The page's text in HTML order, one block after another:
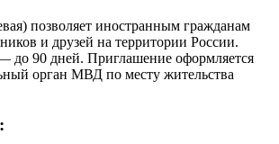
позволяет иностранным гражданам
и друзей на территории России.
до 90 дней. Приглашение оформляется
орган МВД по месту жительства